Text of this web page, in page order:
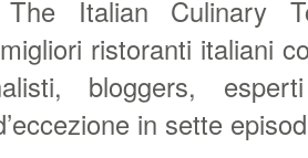
Italian Culinary
ristoranti italiani
bloggers,
in sette